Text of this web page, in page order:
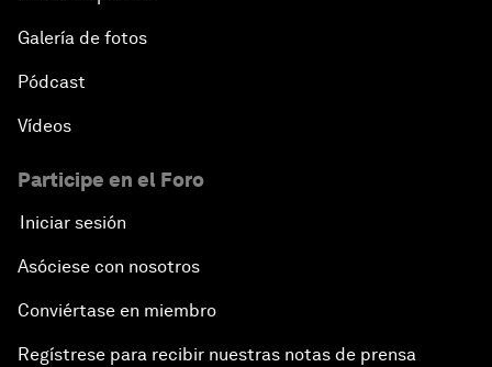
Galería de fotos
Pódcast
Vídeos
Participe en el Foro
Iniciar sesión
Asóciese con nosotros
Conviértase en miembro
Regístrese para recibir nuestras notas de prensa